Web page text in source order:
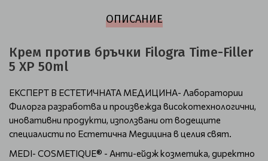
ОПИСАНИЕ
Крем против бръчки Filogra Time-Filler
5 XP 50ml
EКСПЕРТ В ЕСТЕТИЧНАТА МЕДИЦИНА- Лаборатории
Филорга разработва и произвежда високотехнологични,
иновативни продукти, използвани от водещите
специалисти по Естетична Медицина в целия свят.
MEDI- COSMETIQUE® - Aнти-ейдж козметика, директно